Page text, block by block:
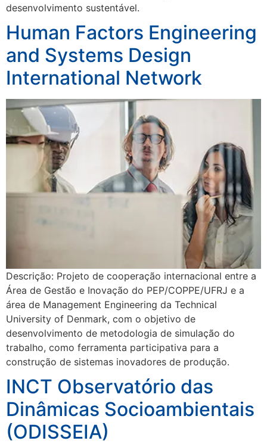
desenvolvimento sustentável.
Human Factors Engineering
and Systems Design
International Network
Descrição: Projeto de cooperação internacional entre a
Área de Gestão e Inovação do PEP/COPPE/UFRJ e a
área de Management Engineering da Technical
University of Denmark, com o objetivo de
desenvolvimento de metodologia de simulação do
trabalho, como ferramenta participativa para a
construção de sistemas inovadores de produção.
INCT Observatório das
Dinâmicas Socioambientais
(ODISSEIA)